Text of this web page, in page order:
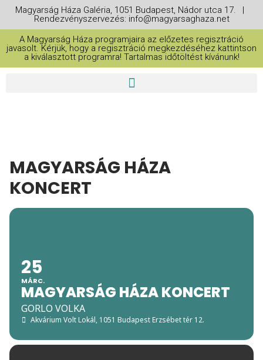
Magyarság Háza Galéria, 1051 Budapest, Nádor utca 17. |
Rendezvényszervezés: info@magyarsaghaza.net
A Magyarság Háza programjaira az előzetes regisztráció
javasolt. Kérjük, hogy a regisztráció megkezdéséhez kattintson
a kiválasztott programra! Tartalmas időtöltést kívánunk!
MAGYARSÁG HÁZA
KONCERT
25
MÁRC.
MAGYARSÁG HÁZA KONCERT
GORLO VOLKA
Akvárium Volt Lokál, 1051 Budapest Erzsébet tér 12.